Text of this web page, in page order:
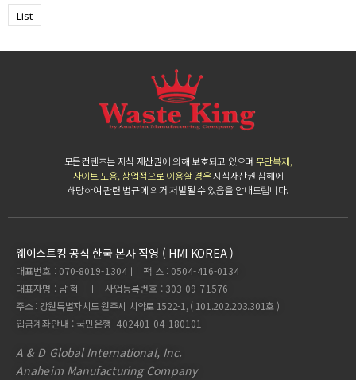
List
모든컨텐츠는 지식 재산권에 의해 보호되고 있으며 무단복제,
사이트 도용, 상업적으로 이용할 경우지식재산권 침해에
해당하여 관련 법규에 의거 처벌될 수 있음을 안내드립니다.
웨이스트킹 공식 한국 본사 직영 ( HMI KOREA )
대표번호 : 070-8019-1304ㅣ 팩 스 : 0504-416-0134
대표자명 : 남 혁 ㅣ 사업등록번호 : 303-09-71576
주소 : 강원특별자치도 원주시 치악로 1522-1, ( 101.202.203.301호 )
입금계좌안내 : 국민은행 402401-04-180101
A & D Global International, Inc.
Anaheim Manufacturing Company